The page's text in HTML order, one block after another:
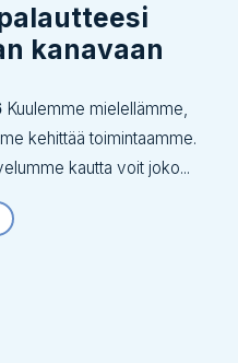
kanavaan
Kuulemme mielellämme,
kehittää toimintaamme.
kautta voit joko...